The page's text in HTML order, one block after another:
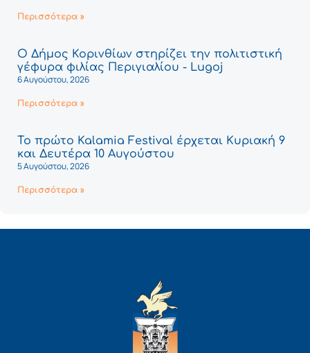
Περισσότερα »
Ο Δήμος Κορινθίων στηρίζει την πολιτιστική
γέφυρα φιλίας Περιγιαλίου - Lugoj
6 Αυγούστου, 2026
Περισσότερα »
Το πρώτο Kalamia Festival έρχεται Κυριακή 9
και Δευτέρα 10 Αυγούστου
5 Αυγούστου, 2026
Περισσότερα »